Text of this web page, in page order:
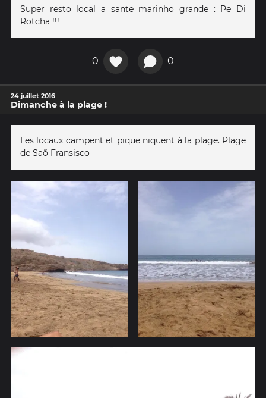
Super resto local a sante marinho grande : Pe Di
Rotcha !!!
0 0
24 juillet 2016
Dimanche à la plage !
Les locaux campent et pique niquent à la plage. Plage
de Saõ Fransisco